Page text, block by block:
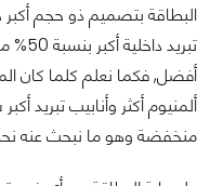
البطاقة بتصميم ذو حجم
أفضل, فكما نعلم كلما كان
ألمنيوم أكثر وأنابيب تبريد
منخفضة وهو ما نبحث عنه